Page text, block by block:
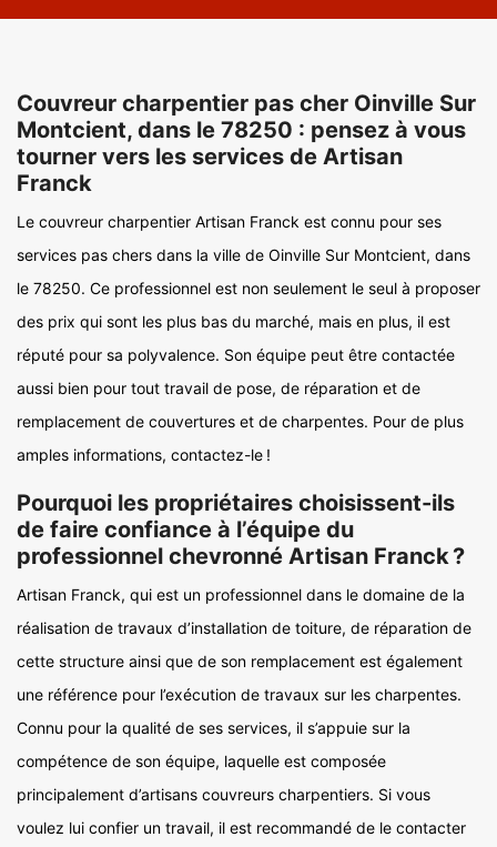
Couvreur charpentier pas cher Oinville Sur
Montcient, dans le 78250 : pensez à vous
tourner vers les services de Artisan
Franck
Le couvreur charpentier Artisan Franck est connu pour ses
services pas chers dans la ville de Oinville Sur Montcient, dans
le 78250. Ce professionnel est non seulement le seul à proposer
des prix qui sont les plus bas du marché, mais en plus, il est
réputé pour sa polyvalence. Son équipe peut être contactée
aussi bien pour tout travail de pose, de réparation et de
remplacement de couvertures et de charpentes. Pour de plus
amples informations, contactez-le !
Pourquoi les propriétaires choisissent-ils
de faire confiance à l’équipe du
professionnel chevronné Artisan Franck ?
Artisan Franck, qui est un professionnel dans le domaine de la
réalisation de travaux d’installation de toiture, de réparation de
cette structure ainsi que de son remplacement est également
une référence pour l’exécution de travaux sur les charpentes.
Connu pour la qualité de ses services, il s’appuie sur la
compétence de son équipe, laquelle est composée
principalement d’artisans couvreurs charpentiers. Si vous
voulez lui confier un travail, il est recommandé de le contacter